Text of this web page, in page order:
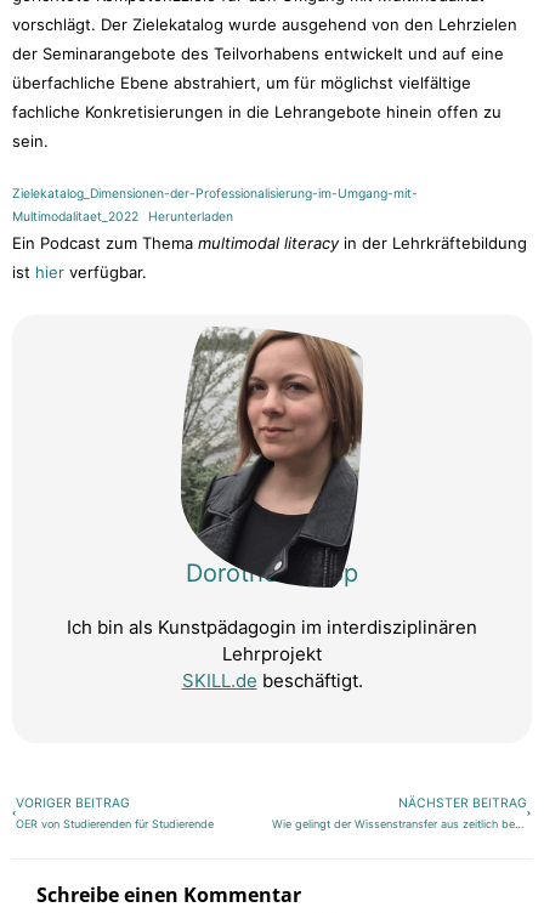
vorschlägt. Der Zielekatalog wurde ausgehend von den Lehrzielen
der Seminarangebote des Teilvorhabens entwickelt und auf eine
überfachliche Ebene abstrahiert, um für möglichst vielfältige
fachliche Konkretisierungen in die Lehrangebote hinein offen zu
sein.
Zielekatalog_Dimensionen-der-Professionalisierung-im-Umgang-mit-
Multimodalitaet_2022
Herunterladen
Ein Podcast zum Thema multimodal literacyin der Lehrkräftebildung
ist hier verfügbar.
Dorothe Knapp
Ich bin als Kunstpädagogin im interdisziplinären
Lehrprojekt
SKILL.de beschäftigt.
Zurück
VORIGER BEITRAG
OER von Studierenden für Studierende
NÄCHSTER BEITRAG
Wie gelingt der Wissenstransfer aus zeitlich begrenzten Drittmittelprojekten?
Schreibe einen Kommentar